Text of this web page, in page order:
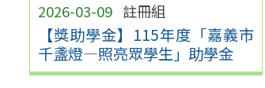
2026-03-09 註冊組
【獎助學金】115年度「嘉義市
千盞燈—照亮眾學生」助學金